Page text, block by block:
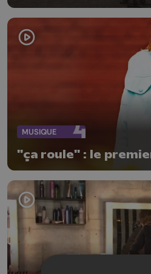
MUSIQUE
"ça roule" : le